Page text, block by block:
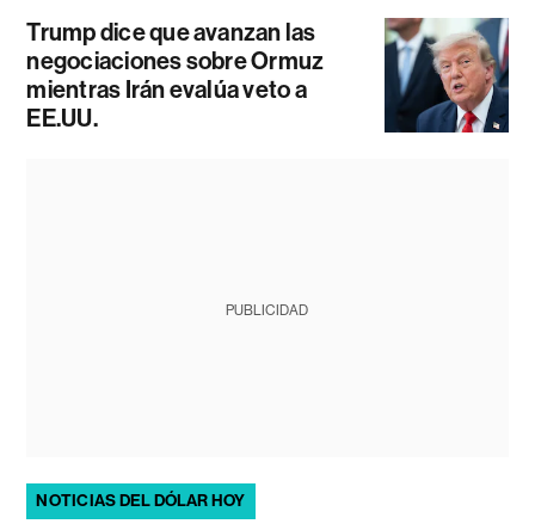
Trump dice que avanzan las
negociaciones sobre Ormuz
mientras Irán evalúa veto a
EE.UU.
PUBLICIDAD
NOTICIAS DEL DÓLAR HOY